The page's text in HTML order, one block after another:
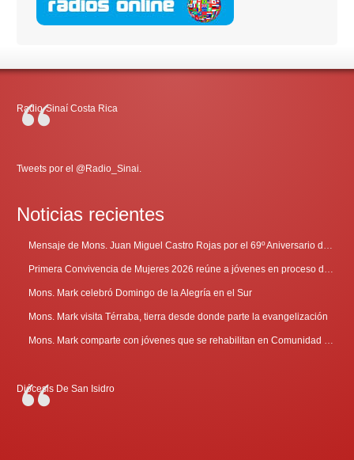
Radio-Sinaí Costa Rica
Tweets por el @Radio_Sinai.
Noticias recientes
Mons. Mark celebró Domingo de la Alegría en el Sur
Mons. Mark visita Térraba, tierra desde donde parte la evangelización
Diócesis De San Isidro